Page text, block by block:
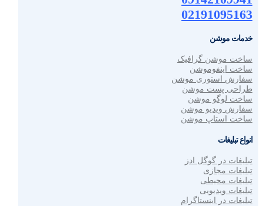
02191095163
خدمات موشن
ساخت موشن گرافیک
ساخت اینفوموشن
سفارش استوری موشن
طراحی پست موشن
ساخت لوگو موشن
سفارش ویدیو موشن
ساخت استاپ موشن
انواع تبلیغات
تبلیغات در گوگل ادز
تبلیغات مجازی
تبلیغات محیطی
تبلیغات ویدیویی
تبلیغات در اینستاگرام